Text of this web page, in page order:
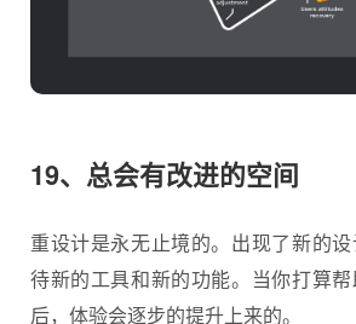
19、总会有改进的空间
重设计是永无止境的。出现了新的
待新的工具和新的功能。当你打算
后，体验会逐步的提升上来的。